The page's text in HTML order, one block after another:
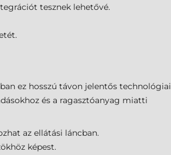
tesznek lehetővé.
ez hosszú távon jelentős technológiai
és a ragasztóanyag miatti
az ellátási láncban.
képest.